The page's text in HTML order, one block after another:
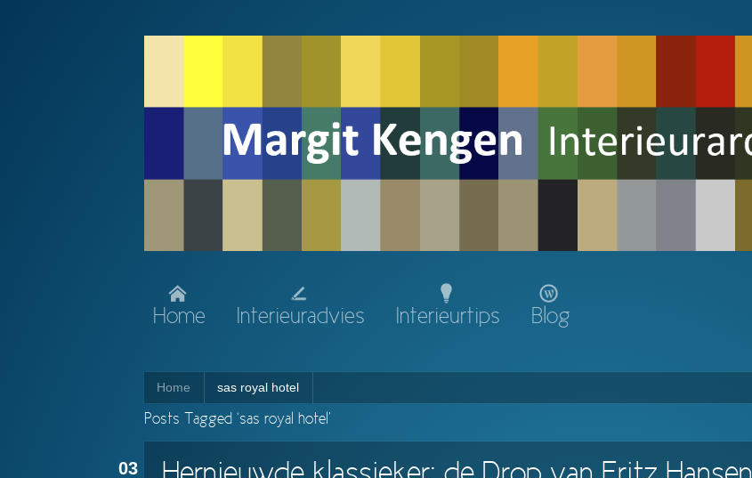
Home Interieuradvies Interieurtips Blog
Home sas royal hotel
Posts Tagged ‘sas royal hotel’
03